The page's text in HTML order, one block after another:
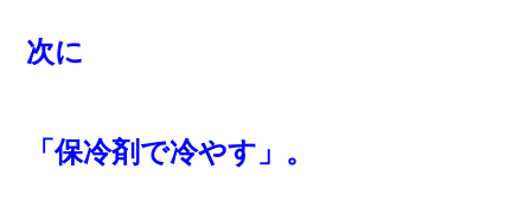
次に
「保冷剤で冷やす」。